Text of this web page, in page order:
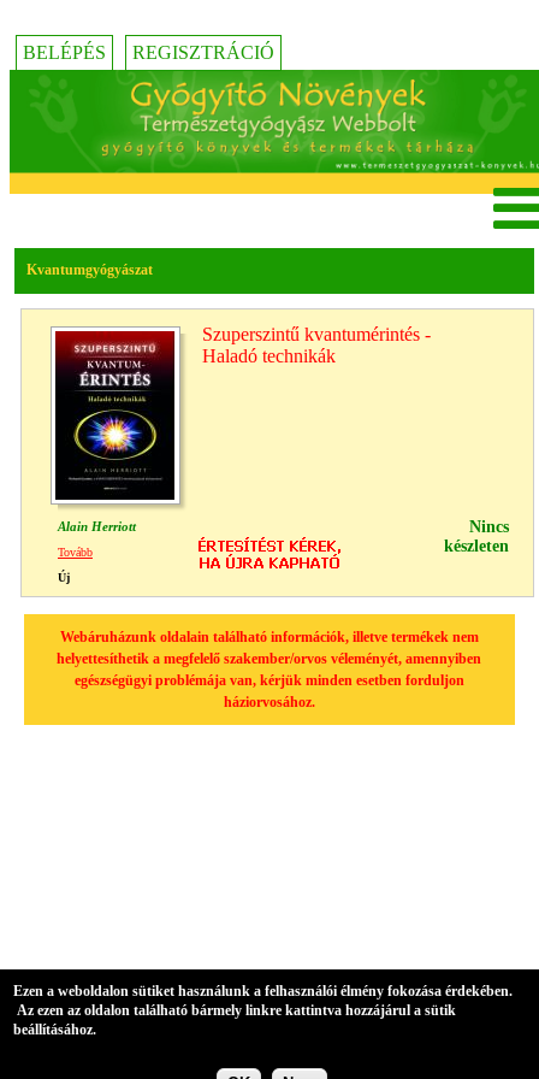
BELÉPÉS REGISZTRÁCIÓ
Kvantumgyógyászat
Szuperszintű kvantumérintés -
Haladó technikák
Alain Herriott
Nincs
készleten
Tovább
Új
Webáruházunk oldalain található információk, illetve termékek nem
helyettesíthetik a megfelelő szakember/orvos véleményét, amennyiben
egészségügyi problémája van, kérjük minden esetben forduljon
háziorvosához.
Ezen a weboldalon sütiket használunk a felhasználói élmény fokozása érdekében.
Az ezen az oldalon található bármely linkre kattintva hozzájárul a sütik
beállításához.